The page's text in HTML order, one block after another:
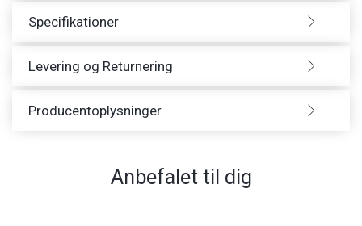
Specifikationer
Levering og Returnering
Producentoplysninger
Anbefalet til dig